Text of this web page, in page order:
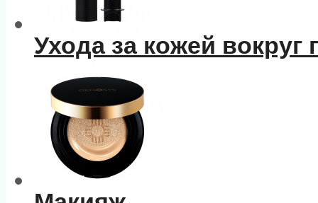
Ухода за кожей вокруг